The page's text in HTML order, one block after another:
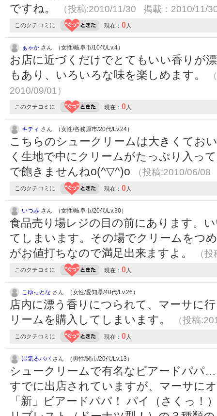
ですね。
（投稿:2010/11/30 掲載：2010/11/
このクチコミに 現在： 0人
ぁゃか さん （女性/岐阜市/10代/Lv.4）
お店に近づくだけでとてもいい香りが
もあり、いろいろな味を楽しめます。
2010/09/01）
このクチコミに 現在： 0人
キティ さん （女性/各務原市/20代/Lv.24）
こちらのシュークリームは大きくてお
く生地で中にクリームがたっぷり入っ
で飽きませんねo(^▽^)o
（投稿:2010/06/
このクチコミに 現在： 0人
いつみ さん （女性/岐阜市/20代/Lv.30）
食品売り場レジの目の前にあります。
てしまいます。その場でクリームをつ
がお値打ちなので満足出来ますよ。
（
このクチコミに 現在： 0人
こゆっとな さん （女性/愛知県/40代/Lv.26）
店内に漂う香りにつられて、マーサに
リームを購入してしまいます。
（投稿
このクチコミに 現在： 0人
湿気るパパさん （男性/関市/20代/Lv.13）
シュークリームで有名なビアードパ
すでに出店されていますが、マーサに
「新」ビアードパパ！ パイ（さくっ！